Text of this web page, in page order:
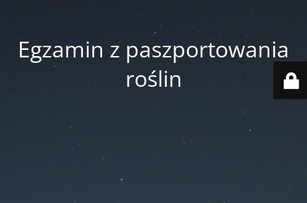
Egzamin z paszportowania
roślin